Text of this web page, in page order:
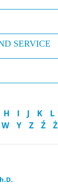
SERVICE
H I J K L
W Y Z Ź Ż